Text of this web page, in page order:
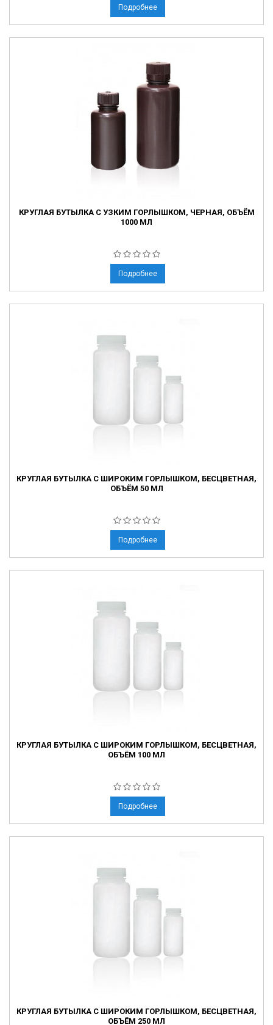
Подробнее
КРУГЛАЯ БУТЫЛКА С УЗКИМ ГОРЛЫШКОМ, ЧЕРНАЯ, ОБЪЁМ
1000 МЛ
Подробнее
КРУГЛАЯ БУТЫЛКА С ШИРОКИМ ГОРЛЫШКОМ, БЕСЦВЕТНАЯ,
ОБЪЁМ 50 МЛ
Подробнее
КРУГЛАЯ БУТЫЛКА С ШИРОКИМ ГОРЛЫШКОМ, БЕСЦВЕТНАЯ,
ОБЪЁМ 100 МЛ
Подробнее
КРУГЛАЯ БУТЫЛКА С ШИРОКИМ ГОРЛЫШКОМ, БЕСЦВЕТНАЯ,
ОБЪЁМ 250 МЛ